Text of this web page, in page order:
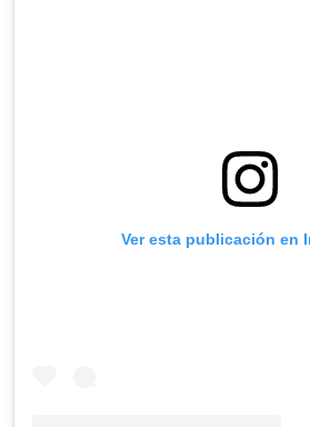
Ver esta publicación en